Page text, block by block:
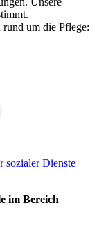
um die Pflege:
im Bereich